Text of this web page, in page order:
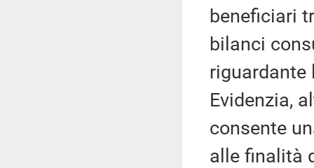
beneficiari
bilanci
riguardante
Evidenzia,
consente
alle finalità